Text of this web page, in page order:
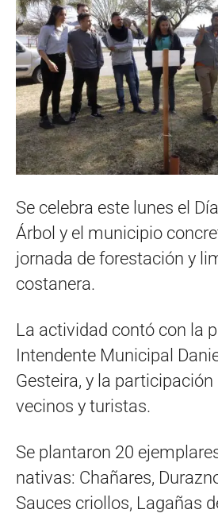
Se celebra este lunes el
Árbol y el municipio
jornada de forestación y
costanera.
La actividad contó con la
Intendente Municipal
Gesteira, y la
vecinos y turistas.
Se plantaron 20
nativas: Chañares,
Sauces criollos, Lagañas